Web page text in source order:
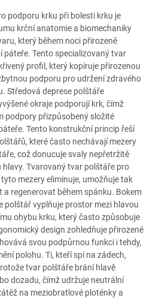
podporu krku při bolesti krku je
krční anatomie a biomechaniky
který během noci přirozeně
páteře. Tento specializovaný tvar
profil, který kopíruje přirozenou
podporu pro udržení zdravého
Středová deprese polštáře
okraje podporují krk, čímž
podpory přizpůsobený složité
Tento konstrukční princip řeší
které často nechávají mezery
což donucuje svaly nepřetržitě
Tvarovaný tvar polštáře pro
mezery eliminuje, umožňuje tak
a regenerovat během spánku. Bokem
polštář vyplňuje prostor mezi hlavou
ohybu krku, který často způsobuje
design zohledňuje přirozené
svou podpůrnou funkci i tehdy,
polohu. Ti, kteří spí na zádech,
tvar polštáře brání hlavě
dozadu, čímž udržuje neutrální
na meziobratlové ploténky a